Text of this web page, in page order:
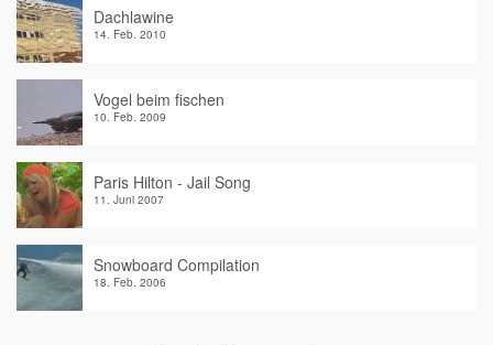
Dachlawine
14. Feb. 2010
Vogel beim fischen
10. Feb. 2009
Paris Hilton - Jail Song
11. Juni 2007
Snowboard Compilation
18. Feb. 2006